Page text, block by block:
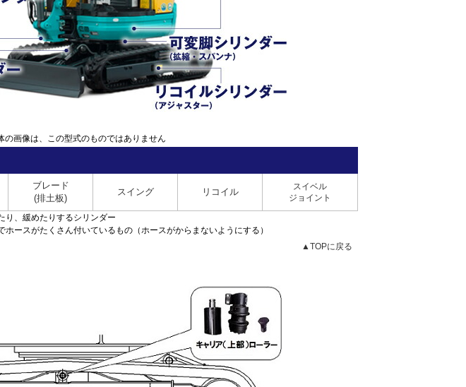
の画像は、この型式のものではありません
ブレード
(排土板)
スイング リコイル
スイベル
ジョイント
り、緩めたりするシリンダー
ースがたくさん付いているもの（ホースがからまないようにする）
▲TOPに戻る